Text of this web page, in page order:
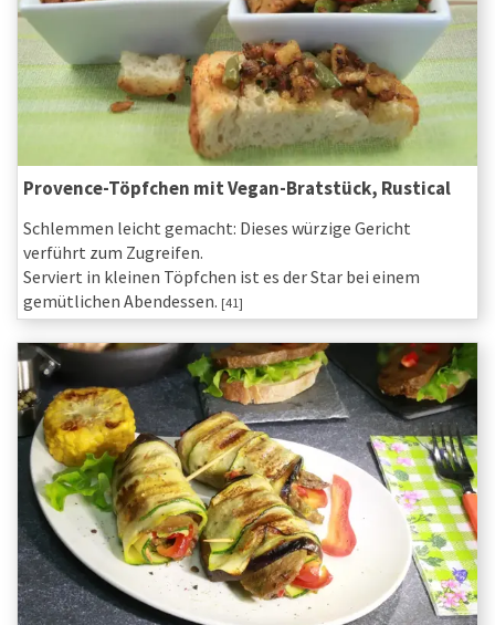
Provence-Töpfchen mit Vegan-Bratstück, Rustical
Schlemmen leicht gemacht: Dieses würzige Gericht
verführt zum Zugreifen.
Serviert in kleinen Töpfchen ist es der Star bei einem
gemütlichen Abendessen. [41]